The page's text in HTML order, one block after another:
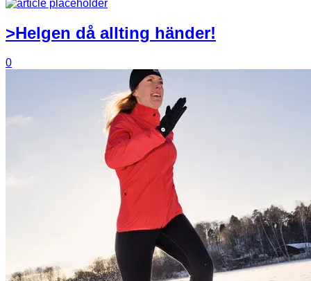
>Helgen då allting händer!
0